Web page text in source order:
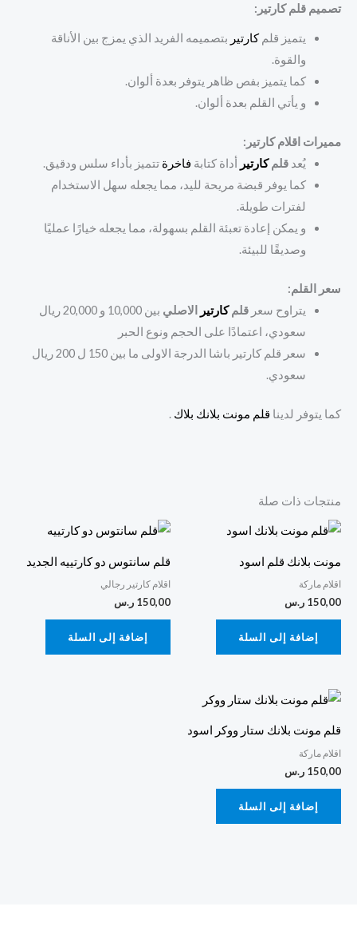
تصميم قلم كارتير:
يتميز قلمكارتير بتصميمه الفريد الذي يمزج بين الأناقة
والقوة.
كما يتميز بفص ظاهر يتوفر بعدة ألوان.
و يأتي القلم بعدة ألوان.
مميرات اقلام كارتير:
يُعد قلمكارتير أداة كتابة فاخرة تتميز بأداء سلس ودقيق.
كما يوفر قبضة مريحة لليد، مما يجعله سهل الاستخدام
لفترات طويلة.
و يمكن إعادة تعبئة القلم بسهولة، مما يجعله خيارًا عمليًا
وصديقًا للبيئة.
سعر القلم:
يتراوح سعر قلمكارتير الاصلي
بين 10,000 و 20,000 ريال
سعودي، اعتمادًا على الحجم ونوع الحبر
سعر قلم كارتير باشا الدرجة الاولى ما بين 150 ل 200 ريال
سعودي.
كما يتوفر لدينا قلم مونت بلانك بلاك .
منتجات ذات صلة
مونت بلانك قلم اسود
اقلام ماركة
150,00 ر.س
إضافة إلى السلة
قلم سانتوس دو كارتييه الجديد
اقلام كارتير رجالي
150,00 ر.س
إضافة إلى السلة
قلم مونت بلانك ستار ووكر اسود
اقلام ماركة
150,00 ر.س
إضافة إلى السلة